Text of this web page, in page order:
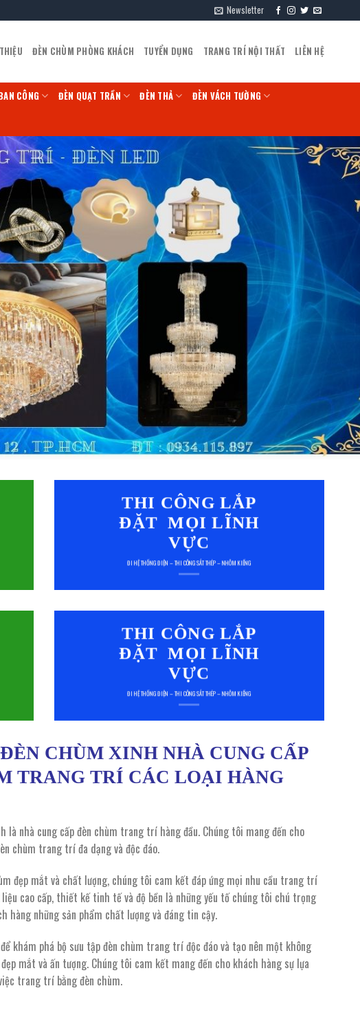
Newsletter
ĐÈN CHÙM PHÒNG KHÁCH TUYỂN DỤNG TRANG TRÍ NỘI THẤT LIÊN HỆ
CÔNG ĐÈN QUẠT TRẦN ĐÈN THẢ ĐÈN VÁCH TƯỜNG
THI CÔNG LẮP
ĐẶT MỌI LĨNH
VỰC
ĐI HỆ THỐNG ĐIỆN – THI CÔNG SẮT THÉP – NHÔM KIẾNG
THI CÔNG LẮP
ĐẶT MỌI LĨNH
VỰC
ĐI HỆ THỐNG ĐIỆN – THI CÔNG SẮT THÉP – NHÔM KIẾNG
CHÙM XINH NHÀ CUNG CẤP
TRANG TRÍ CÁC LOẠI HÀNG
là nhà cung cấp đèn chùm trang trí hàng đầu. Chúng tôi mang đến cho
chùm trang trí đa dạng và độc đáo.
đẹp mắt và chất lượng, chúng tôi cam kết đáp ứng mọi nhu cầu trang trí
cao cấp, thiết kế tinh tế và độ bền là những yếu tố chúng tôi chú trọng
hàng những sản phẩm chất lượng và đáng tin cậy.
khám phá bộ sưu tập đèn chùm trang trí độc đáo và tạo nên một không
mắt và ấn tượng. Chúng tôi cam kết mang đến cho khách hàng sự lựa
trang trí bằng đèn chùm.